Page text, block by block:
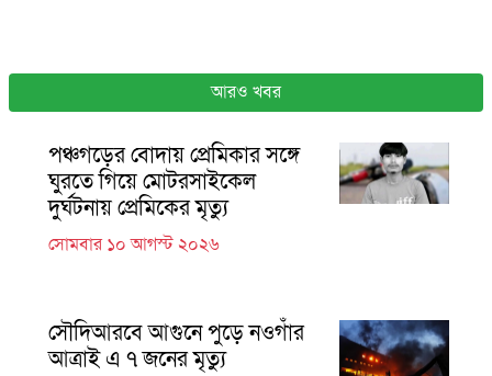
আরও খবর
পঞ্চগড়ের বোদায় প্রেমিকার সঙ্গে
ঘুরতে গিয়ে মোটরসাইকেল
দুর্ঘটনায় প্রেমিকের মৃত্যু
সোমবার ১০ আগস্ট ২০২৬
সৌদিআরবে আগুনে পুড়ে নওগাঁর
আত্রাই এ ৭ জনের মৃত্যু